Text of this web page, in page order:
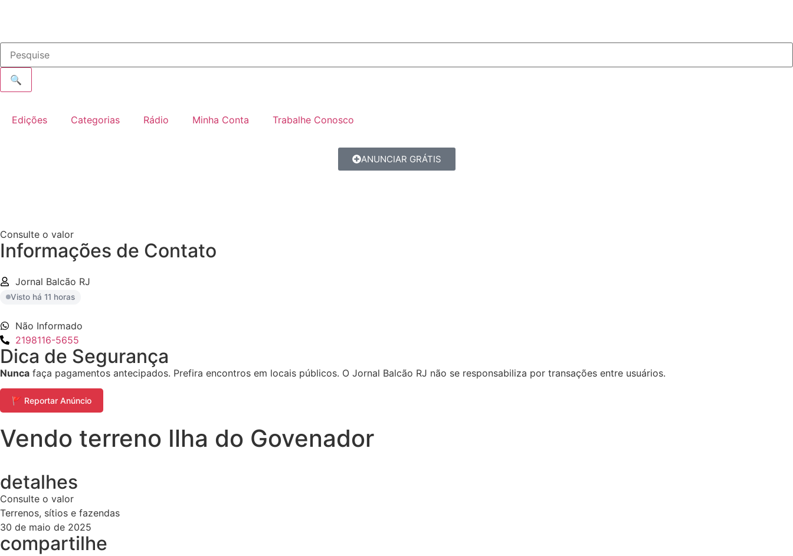
🔍
Edições Categorias Rádio Minha Conta Trabalhe Conosco
ANUNCIAR GRÁTIS
Consulte o valor
Informações de Contato
Jornal Balcão RJ
Visto há 11 horas
Não Informado
2198116-5655
Dica de Segurança
Nunca faça pagamentos antecipados. Prefira encontros em locais públicos. O Jornal Balcão RJ não se responsabiliza por transações entre usuários.
🚩 Reportar Anúncio
Vendo terreno Ilha do Govenador
detalhes
Consulte o valor
Terrenos, sítios e fazendas
30 de maio de 2025
compartilhe